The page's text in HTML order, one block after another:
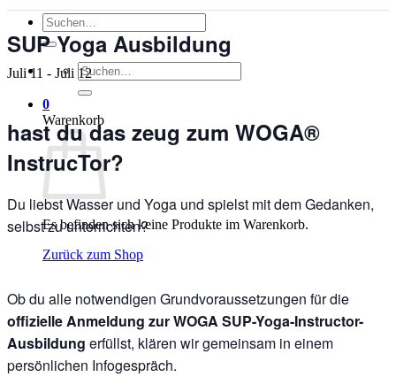
Suchen
nach:
Suchen
nach:
0
Warenkorb
Es befinden sich keine Produkte im Warenkorb.
Zurück zum Shop
SUP Yoga Ausbildung
Juli 11 - Juli 12
hast du das zeug zum WOGA®
InstrucTor?
Du liebst Wasser und Yoga und spielst mit dem Gedanken,
selbst zu unterrichten?
Ob du alle notwendigen Grundvoraussetzungen für die
offizielle Anmeldung zur WOGA SUP-Yoga-Instructor-
Ausbildung erfüllst, klären wir gemeinsam in einem
persönlichen Infogespräch.